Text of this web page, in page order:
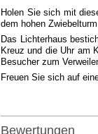
Holen Sie sich mit
dem hohen
Das Lichterhaus
Kreuz und die Uhr am
Besucher zum
Freuen Sie sich auf
Bewertungen